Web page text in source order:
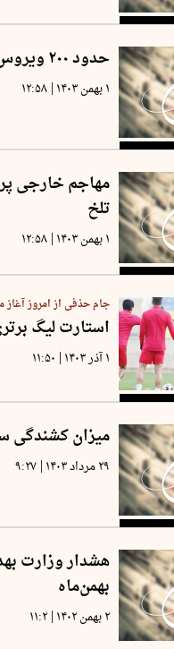
حدود ۲۰۰ ویروس عامل سرماخوردگی هستند
۱ بهمن ۱۴۰۳ | ۱۲:۵۸
مهاجم خارجی
تلخ
۱ بهمن ۱۴۰۳ | ۱۲:۵۸
جام حذفی از امروز
استارت لیگ
۱ آذر ۱۴۰۳ | ۱۱:۵۰
میزان کشندگی سویه
۲۹ مرداد ۱۴۰۳ | ۹:۲۷
هشدار وزارت
بهمن‌ماه
۲ بهمن ۱۴۰۲ | ۱۱:۲